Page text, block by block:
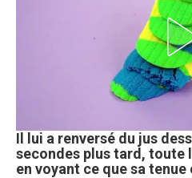
Il lui a renversé du jus
secondes plus tard, toute
en voyant ce que sa